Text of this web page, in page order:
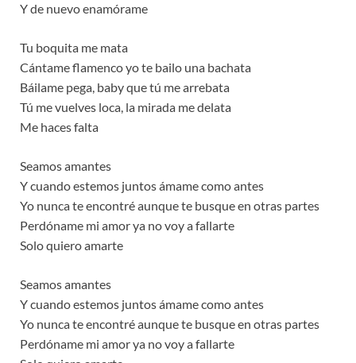
Y de nuevo enamórame
Tu boquita me mata
Cántame flamenco yo te bailo una bachata
Báilame pega, baby que tú me arrebata
Tú me vuelves loca, la mirada me delata
Me haces falta
Seamos amantes
Y cuando estemos juntos ámame como antes
Yo nunca te encontré aunque te busque en otras partes
Perdóname mi amor ya no voy a fallarte
Solo quiero amarte
Seamos amantes
Y cuando estemos juntos ámame como antes
Yo nunca te encontré aunque te busque en otras partes
Perdóname mi amor ya no voy a fallarte